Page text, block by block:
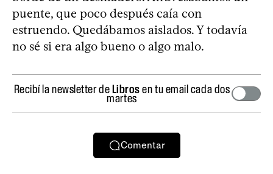
puente, que poco después caía con
estruendo. Quedábamos aislados. Y todavía
no sé si era algo bueno o algo malo.
Recibí la newsletter deLibrosen tu email cada dos
martes
Comentar